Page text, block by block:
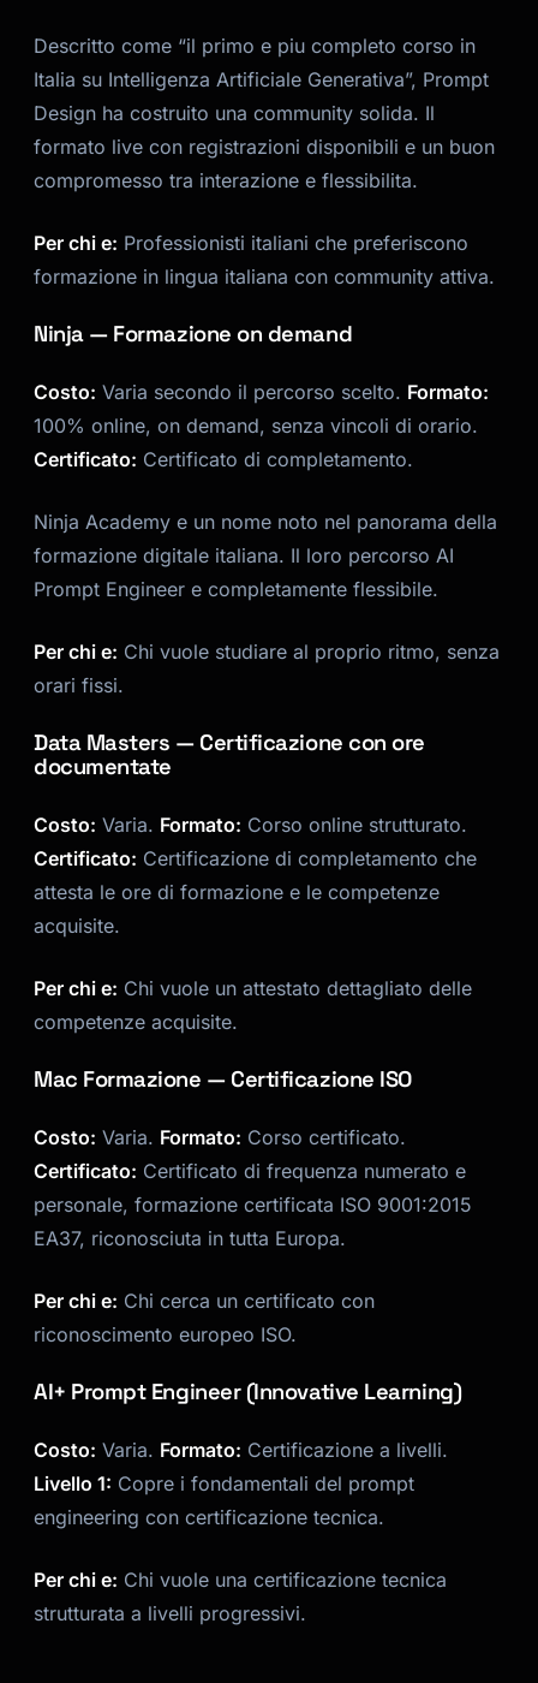
Descritto come “il primo e piu completo corso in
Italia su Intelligenza Artificiale Generativa”, Prompt
Design ha costruito una community solida. Il
formato live con registrazioni disponibili e un buon
compromesso tra interazione e flessibilita.
Per chi e: Professionisti italiani che preferiscono
formazione in lingua italiana con community attiva.
Ninja — Formazione on demand
Costo: Varia secondo il percorso scelto. Formato:
100% online, on demand, senza vincoli di orario.
Certificato: Certificato di completamento.
Ninja Academy e un nome noto nel panorama della
formazione digitale italiana. Il loro percorso AI
Prompt Engineer e completamente flessibile.
Per chi e: Chi vuole studiare al proprio ritmo, senza
orari fissi.
Data Masters — Certificazione con ore
documentate
Costo: Varia. Formato: Corso online strutturato.
Certificato: Certificazione di completamento che
attesta le ore di formazione e le competenze
acquisite.
Per chi e: Chi vuole un attestato dettagliato delle
competenze acquisite.
Mac Formazione — Certificazione ISO
Costo: Varia. Formato: Corso certificato.
Certificato: Certificato di frequenza numerato e
personale, formazione certificata ISO 9001:2015
EA37, riconosciuta in tutta Europa.
Per chi e: Chi cerca un certificato con
riconoscimento europeo ISO.
AI+ Prompt Engineer (Innovative Learning)
Costo: Varia. Formato: Certificazione a livelli.
Livello 1: Copre i fondamentali del prompt
engineering con certificazione tecnica.
Per chi e: Chi vuole una certificazione tecnica
strutturata a livelli progressivi.